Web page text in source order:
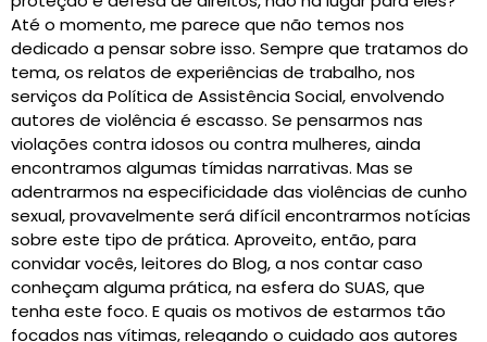
Até o momento, me parece que não temos nos
dedicado a pensar sobre isso. Sempre que tratamos do
tema, os relatos de experiências de trabalho, nos
serviços da Política de Assistência Social, envolvendo
autores de violência é escasso. Se pensarmos nas
violações contra idosos ou contra mulheres, ainda
encontramos algumas tímidas narrativas. Mas se
adentrarmos na especificidade das violências de cunho
sexual, provavelmente será difícil encontrarmos notícias
sobre este tipo de prática. Aproveito, então, para
convidar vocês, leitores do Blog, a nos contar caso
conheçam alguma prática, na esfera do SUAS, que
tenha este foco. E quais os motivos de estarmos tão
focados nas vítimas, relegando o cuidado aos autores